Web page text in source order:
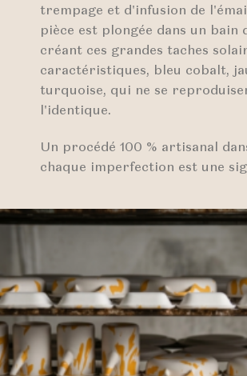
trempage et d'infusion de
pièce est plongée dans un bain
créant ces grandes taches
caractéristiques, bleu cobalt,
turquoise, qui ne se
l'identique.
Un procédé 100 % artisanal
chaque imperfection est une